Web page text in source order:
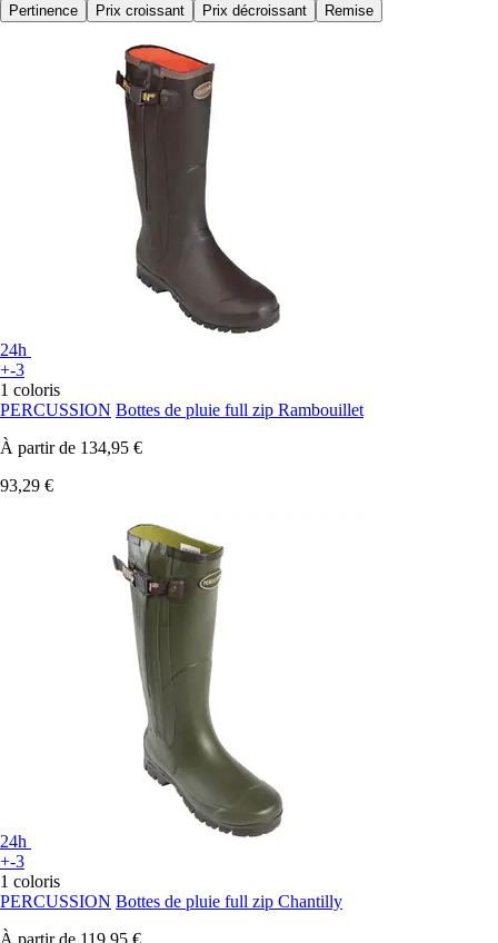
Pertinence
Prix croissant Prix décroissant Remise
24h
+-3
1 coloris
PERCUSSION Bottes de pluie full zip Rambouillet
À partir de 134,95 €
93,29 €
24h
+-3
1 coloris
PERCUSSION Bottes de pluie full zip Chantilly
À partir de 119,95 €